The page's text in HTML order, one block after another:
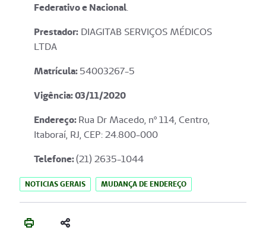
Federativo e Nacional.
Prestador: DIAGITAB SERVIÇOS MÉDICOS
LTDA
Matrícula:54003267-5
Vigência: 03/11/2020
Endereço:Rua Dr Macedo, nº 114, Centro,
Itaboraí, RJ, CEP: 24.800-000
Telefone:(21) 2635-1044
NOTICIAS GERAIS MUDANÇA DE ENDEREÇO